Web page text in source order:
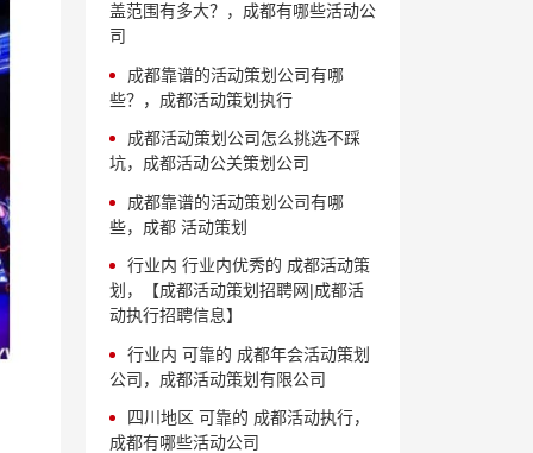
盖范围有多大？，成都有哪些活动公
司
成都靠谱的活动策划公司有哪
些？，成都活动策划执行
成都活动策划公司怎么挑选不踩
坑，成都活动公关策划公司
成都靠谱的活动策划公司有哪
些，成都 活动策划
行业内 行业内优秀的 成都活动策
划，【成都活动策划招聘网|成都活
动执行招聘信息】
行业内 可靠的 成都年会活动策划
公司，成都活动策划有限公司
四川地区 可靠的 成都活动执行，
成都有哪些活动公司